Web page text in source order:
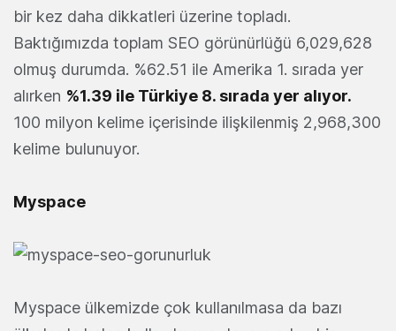
bir kez daha dikkatleri üzerine topladı.
Baktığımızda toplam SEO görünürlüğü 6,029,628
olmuş durumda. %62.51 ile Amerika 1. sırada yer
alırken %1.39 ile Türkiye 8. sırada yer alıyor.
100 milyon kelime içerisinde ilişkilenmiş 2,968,300
kelime bulunuyor.
Myspace
Myspace ülkemizde çok kullanılmasa da bazı